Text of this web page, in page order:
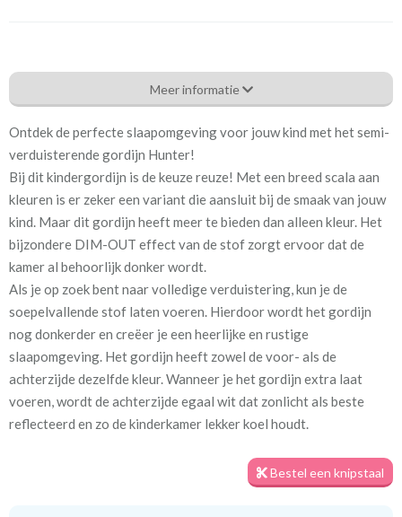
Va_Hunter 1033 Leaf
Eigenschappen gordijnstof
Artikelnummer Va_Hunter 1033 Leaf
Stofbreedte: 140 cm
Meestal eerder, maar houd
rekening met
circa 2-3 weken
Materiaal: 100% polyester
Voor een optimale verduistering geven we je graag een tip. Meet
ontstaan. Daarnaast zorgt het plaatsen van een rail aan het
plafond en het gordijn tot aan de vloer voor de minste
Meer informatie
Ontdek de perfecte slaapomgeving voor jouw kind met het semi-
verduisterende gordijn Hunter!
Bij dit kindergordijn is de keuze reuze! Met een breed scala aan
kleuren is er zeker een variant die aansluit bij de smaak van jouw
kind. Maar dit gordijn heeft meer te bieden dan alleen kleur. Het
bijzondere DIM-OUT effect van de stof zorgt ervoor dat de
kamer al behoorlijk donker wordt.
Als je op zoek bent naar volledige verduistering, kun je de
soepelvallende stof laten voeren. Hierdoor wordt het gordijn
nog donkerder en creëer je een heerlijke en rustige
slaapomgeving. Het gordijn heeft zowel de voor- als de
achterzijde dezelfde kleur. Wanneer je het gordijn extra laat
voeren, wordt de achterzijde egaal wit dat zonlicht als beste
reflecteerd en zo de kinderkamer lekker koel houdt.
Bestel een knipstaal